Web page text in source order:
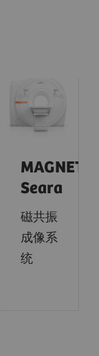
Seara
磁共振
成像系
统